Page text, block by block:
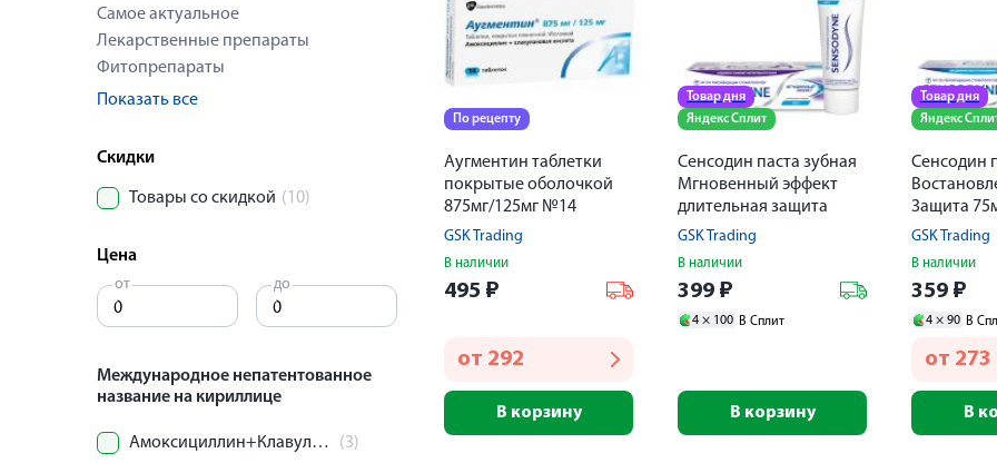
Самое актуальное
Лекарственные препараты
Фитопрепараты
Показать все
Скидки
Товары со скидкой (10)
Цена
от до
Международное непатентованное
название на кириллице
Амоксициллин+Клавулановая кислота (3)
По рецепту
Аугментин таблетки
покрытые оболочкой
875мг/125мг №14
GSK Trading
В наличии
495 ₽
от 292
В корзину
Товар дня
Яндекс Сплит
Сенсодин паста зубная
Мгновенный эффект
длительная защита
75мл
GSK Trading
В наличии
399 ₽
4 × 100 В Сплит
В корзину
Товар дня
Яндекс
Сенсодин
Защита
GSK Trading
В наличии
359 ₽
4 × 90 В
от 273
В